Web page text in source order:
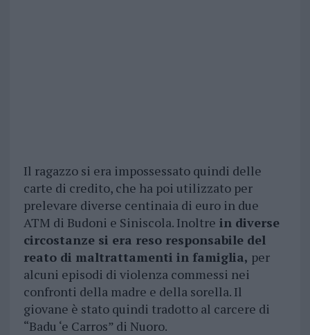
Il ragazzo si era impossessato quindi delle
carte di credito, che ha poi utilizzato per
prelevare diverse centinaia di euro in due
ATM di Budoni e Siniscola. Inoltre in diverse
circostanze si era reso responsabile del
reato di maltrattamenti in famiglia, per
alcuni episodi di violenza commessi nei
confronti della madre e della sorella. Il
giovane è stato quindi tradotto al carcere di
“Badu ‘e Carros” di Nuoro.